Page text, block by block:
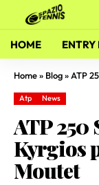
HOME ENTRY
Home» Blog» ATP
Atp News
ATP 250
Kyrgios
Moutet